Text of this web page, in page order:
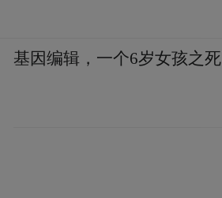
基因编辑，一个6岁女孩之死